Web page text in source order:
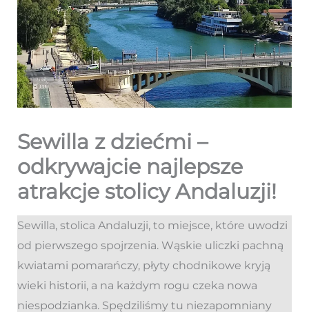
Sewilla z dziećmi –
odkrywajcie najlepsze
atrakcje stolicy Andaluzji!
Sewilla, stolica Andaluzji, to miejsce, które uwodzi
od pierwszego spojrzenia. Wąskie uliczki pachną
kwiatami pomarańczy, płyty chodnikowe kryją
wieki historii, a na każdym rogu czeka nowa
niespodzianka. Spędziliśmy tu niezapomniany